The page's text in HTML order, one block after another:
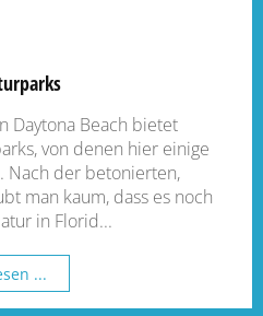
Daytona Beach bietet
von denen hier einige
Nach der betonierten,
man kaum, dass es noch
in Florid...
...